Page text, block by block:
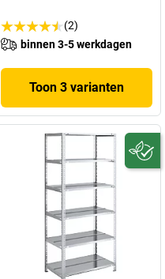
(2)
binnen 3-5 werkdagen
Toon 3 varianten